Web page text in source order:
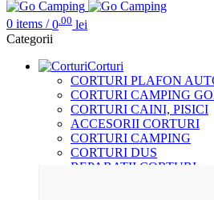
0 items / 0 .00 lei
Categorii
Corturi
CORTURI PLAFON
CORTURI CAMPING
CORTURI CAINI, PISICI
ACCESORII CORTURI
CORTURI CAMPING
CORTURI DUS
REPARATII CORTURI